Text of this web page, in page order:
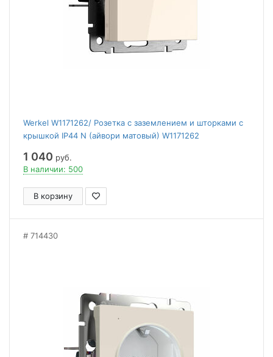
Werkel W1171262/ Розетка с заземлением и шторками c
крышкой IP44 N (айвори матовый) W1171262
1 040 руб.
В наличии: 500
В корзину
714430